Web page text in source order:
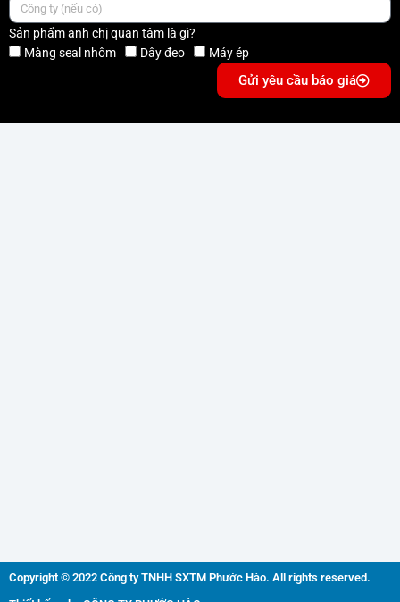
Sản phẩm anh chị quan tâm là gì?
Màng seal nhôm
Dây đeo Máy ép
Gửi yêu cầu báo giá
Copyright © 2022 Công ty TNHH SXTM Phước Hào. All rights reserved.